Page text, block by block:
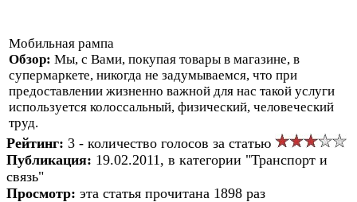
Мобильная рампа
Обзор: Мы, с Вами, покупая товары в магазине, в
супермаркете, никогда не задумываемся, что при
предоставлении жизненно важной для нас такой услуги
используется колоссальный, физический, человеческий
труд.
Рейтинг: 3 - количество голосов за статью
Публикация: 19.02.2011, в категории "Транспорт и
связь"
Просмотр: эта статья прочитана 1898 раз